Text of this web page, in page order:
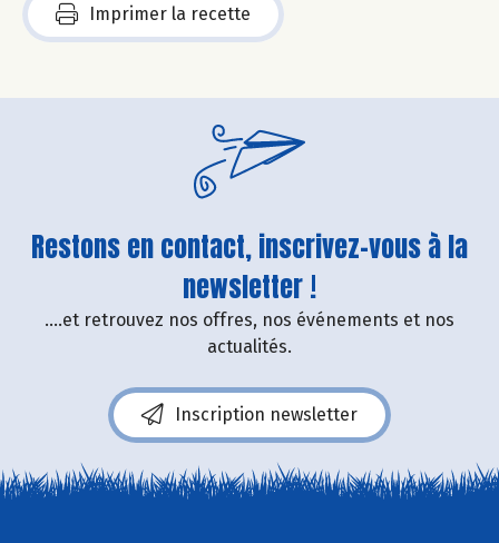
Imprimer la recette
Restons en contact, inscrivez-vous à la
newsletter !
....et retrouvez nos offres, nos événements et nos
actualités.
Inscription newsletter